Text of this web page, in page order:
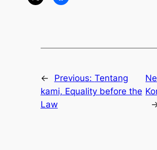
← Previous: Tentang
kami, Equality before the
Law